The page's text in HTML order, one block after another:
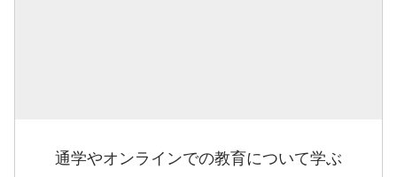
通学やオンラインでの教育について学ぶ